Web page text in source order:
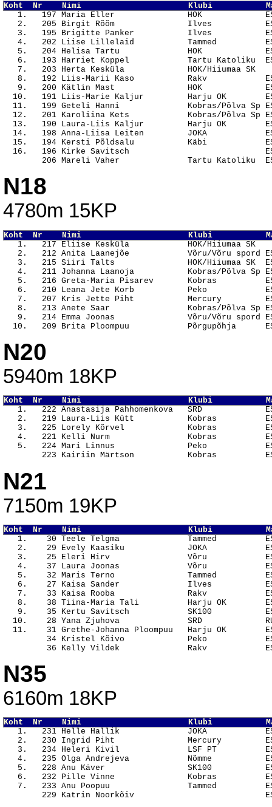
Koht  Nr    Nimi                      Klubi
1.   197 Maria Eller               HOK
2.   205 Birgit Rõõm               Ilves
3.   195 Brigitte Panker           Ilves
4.   202 Liise Lillelaid           Tammed
5.   204 Helisa Tartu              HOK
6.   193 Harriet Koppel            Tartu Katoliku
7.   203 Herta Kesküla             HOK/Hiiumaa SK
8.   192 Liis-Marii Kaso           Rakv
9.   200 Kätlin Mast               HOK
10.   191 Liis-Marie Kaljur         Harju OK
11.   199 Geteli Hanni              Kobras/Põlva
12.   201 Karoliina Kets            Kobras/Põlva
13.   190 Laura-Liis Kaljur         Harju OK
14.   198 Anna-Liisa Leiten         JOKA
15.   194 Kersti Põldsalu           Käbi
16.   196 Kirke Savitsch
N18
4780m 15KP
Koht  Nr    Nimi                      Klubi
1.   217 Eliise Kesküla            HOK/Hiiumaa SK
2.   212 Anita Laanejõe            Võru/Võru
3.   215 Siiri Talts               HOK/Hiiumaa SK
4.   211 Johanna Laanoja           Kobras/Põlva
5.   216 Greta-Maria Pisarev       Kobras
6.   210 Leana Jete Korb           Peko
7.   207 Kris Jette Piht           Mercury
8.   213 Anete Saar                Kobras/Põlva
9.   214 Emma Joonas               Võru/Võru
N20
5940m 18KP
Koht  Nr    Nimi                      Klubi
1.   222 Anastasija Pahhomenkova   SRD
2.   219 Laura-Liis Kütt           Kobras
3.   225 Lorely Kõrvel             Kobras
4.   221 Kelli Nurm                Kobras
5.   224 Mari Linnus               Peko
N21
7150m 19KP
Koht  Nr    Nimi                      Klubi
1.    30 Teele Telgma              Tammed
2.    29 Evely Kaasiku             JOKA
3.    25 Eleri Hirv                Võru
4.    37 Laura Joonas              Võru
5.    32 Maris Terno               Tammed
6.    27 Kaisa Sander              Ilves
7.    33 Kaisa Rooba               Rakv
8.    38 Tiina-Maria Tali          Harju OK
9.    35 Kertu Savitsch            SK100
10.    28 Yana Zjuhova              SRD
11.    31 Grethe-Johanna Ploompuu   Harju OK
34 Kristel Kõivo             Peko
N35
6160m 18KP
Koht  Nr    Nimi                      Klubi
1.   231 Helle Hallik              JOKA
2.   230 Ingrid Piht               Mercury
3.   234 Heleri Kivil              LSF PT
4.   235 Olga Andrejeva            Nõmme
5.   228 Anu Käver                 SK100
6.   232 Pille Vinne               Kobras
7.   233 Anu Poopuu                Tammed